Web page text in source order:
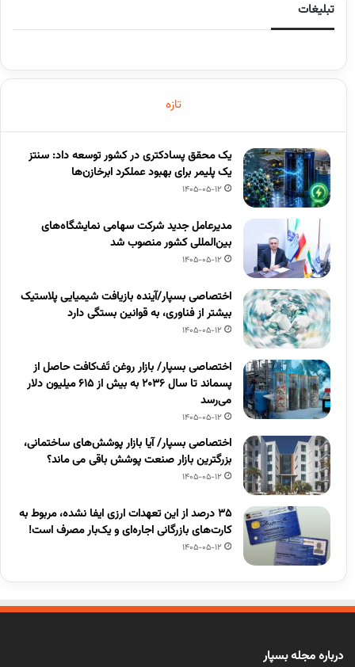
تبلیغات
تازه
یک محقق پسادکتری در کشور توسعه داد: سنتز
یک پلیمر برای بهبود عملکرد ابرخازن‌ها
1405-05-12
مدیرعامل جدید شرکت سهامی نمایشگاه‌های
بین‌المللی کشور منصوب شد
1405-05-12
اختصاصی بسپار/آینده بازیافت شیمیایی پلاستیک
بیشتر از فناوری، به قوانین بستگی دارد
1405-05-12
اختصاصی بسپار/ بازار روغن تَف‌کافت حاصل از
پسماند تا سال ۲۰۳۶ به بیش از ۶۱۵ میلیون دلار
می‌رسد
1405-05-12
اختصاصی بسپار/ آیا بازار پوشش‌های ساختمانی،
بزرگترین بازار صنعت پوشش باقی می ماند؟
1405-05-12
۳۵ درصد از این تعهدات ارزی ایفا نشده، مربوط به
کارت‌های بازرگانی اجاره‌ای و یک‌بار مصرف است!
1405-05-12
درباره مجله بسپار